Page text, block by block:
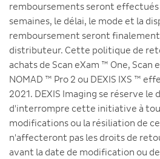
remboursements seront effectués
semaines, le délai, le mode et la
remboursement seront
distributeur. Cette politique de
achats de Scan eXam ™ One, Scan
NOMAD ™ Pro 2 ou DEXIS IXS ™
2021. DEXIS Imaging se réserve
d'interrompre cette initiative à
modifications ou la résiliation de
n'affecteront pas les droits de
avant la date de modification ou